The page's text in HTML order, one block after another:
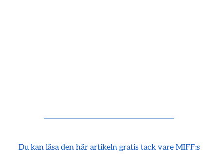
Du kan läsa den här artikeln gratis tack vare MIFF:s